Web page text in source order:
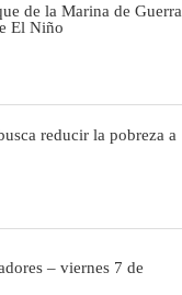
de la Marina de Guerra
El Niño
reducir la pobreza a
– viernes 7 de